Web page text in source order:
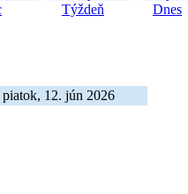
Týždeň Dnes
piatok, 12. jún 2026